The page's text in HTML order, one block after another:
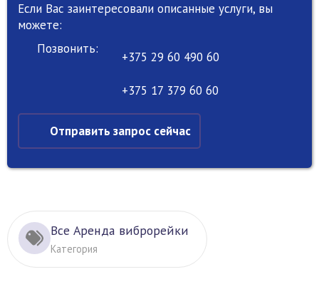
Если Вас заинтересовали описанные услуги, вы
можете:
Позвонить:
+375 29 60 490 60
+375 17 379 60 60
Отправить запрос сейчас
Все Аренда виброрейки
Категория